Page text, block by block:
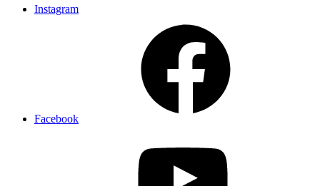
Instagram
Facebook